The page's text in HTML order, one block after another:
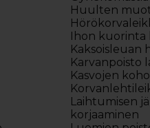
Huulten
Ihon kuorinta
Kaksoisleuan
Karvanpoisto
Kasvojen
Laihtumisen
korjaaminen